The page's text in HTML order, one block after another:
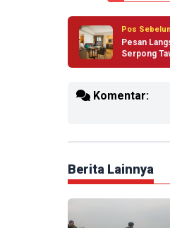
Pos
Pesan
Serpong
Komentar:
Berita Lainnya